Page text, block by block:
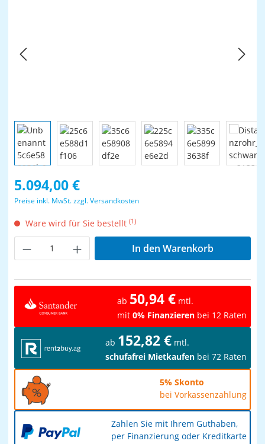
Regulärer Preis:
5.094,00 €
Preise inkl. MwSt. zzgl. Versandkosten
Ware wird für Sie bestellt (1)
Produkt Anzahl: Gib den gewünschten
In den Warenkorb
ab 50,94 € mtl.
mit 0% Finanzieren bei 12 Raten
ab 152,82 € mtl.
schufafrei Mietkaufen bei 72 Raten
5% Skonto
bei Vorkassenzahlung
Zahlen Sie mit Ihrem Guthaben,
per Finanzierung oder Kreditkarte